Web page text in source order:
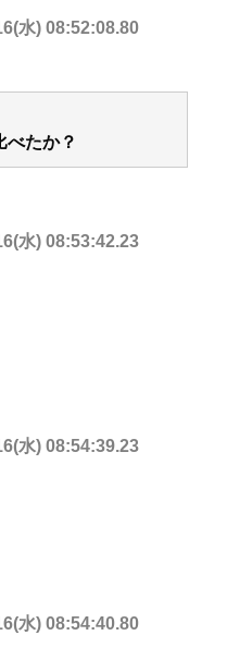
水) 08:52:08.80
べたか？
水) 08:53:42.23
水) 08:54:39.23
水) 08:54:40.80